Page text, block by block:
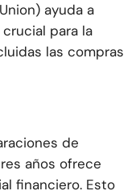
ayuda a
para la
las compras
de
años ofrece
financiero. Esto